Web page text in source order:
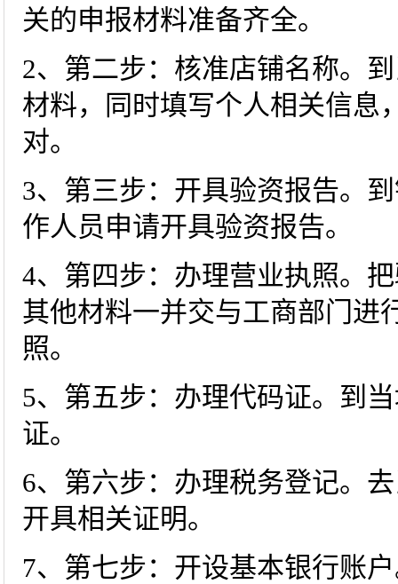
关的申报材料准备齐全。
2、第二步：核准店铺名称。
材料，同时填写个人相关信息
对。
3、第三步：开具验资报告。
作人员申请开具验资报告。
4、第四步：办理营业执照。
其他材料一并交与工商部门进
照。
5、第五步：办理代码证。到
证。
6、第六步：办理税务登记。
开具相关证明。
7、第七步：开设基本银行账